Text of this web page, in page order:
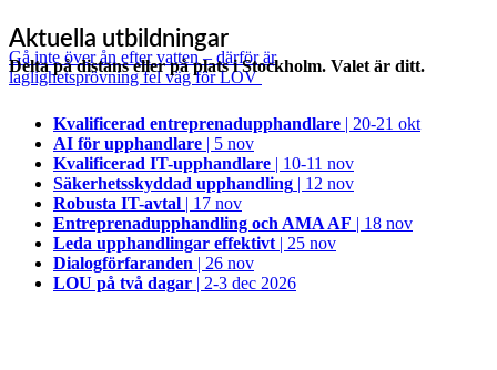
Gå inte över ån efter vatten – därför är
laglighetsprövning fel väg för LOV
Aktuella utbildningar
Delta på distans eller på plats i Stockholm. Valet är ditt.
Kvalificerad entreprenad­upphandlare | 20-21 okt
AI för upphandlare | 5 nov
Kvalificerad IT-upphandlare | 10-11 nov
Säkerhetsskyddad upphandling | 12 nov
Robusta IT-avtal | 17 nov
Entreprenadupphandling och AMA AF | 18 nov
Leda upphandlingar effektivt | 25 nov
Dialogförfaranden | 26 nov
LOU på två dagar | 2-3 dec 2026